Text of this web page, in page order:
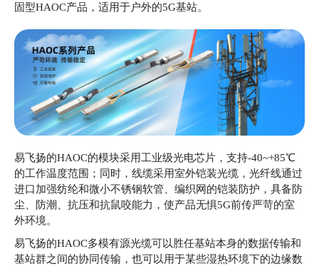
固型HAOC产品，适用于户外的5G基站。
易飞扬的HAOC的模块采用工业级光电芯片，支持-40~+85℃
的工作温度范围；同时，线缆采用室外铠装光缆，光纤线通过
进口加强纺纶和微小不锈钢软管、编织网的铠装防护，具备防
尘、防潮、抗压和抗鼠咬能力，使产品无惧5G前传严苛的室
外环境。
易飞扬的HAOC多模有源光缆可以胜任基站本身的数据传输和
基站群之间的协同传输，也可以用于某些湿热环境下的边缘数